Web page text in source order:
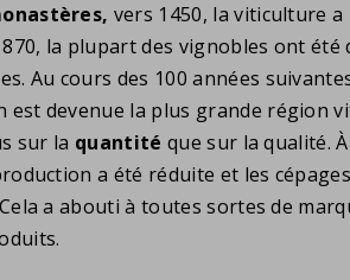
vers 1450, la viticulture
la plupart des vignobles ont
Au cours des 100 années
est devenue la plus grande région
sur la quantité que sur la qualité.
a été réduite et les
a abouti à toutes sortes de